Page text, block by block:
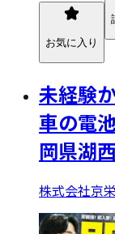
お気に入り
未経験
車の電
岡県湖
株式会社京